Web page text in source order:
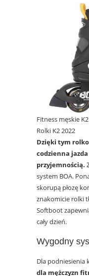
Fitness męskie
Rolki K2 2022
Dzięki tym
codzienna
przyjemnością.
system BOA.
skorupą płozę
znakomicie rolki
Softboot
cały dzień.
Wygodny
Dla
dla mężczyzn